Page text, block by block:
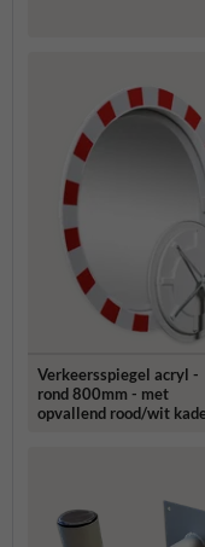
Verkeersspiegel acryl -
rond 800mm - met
opvallend rood/wit